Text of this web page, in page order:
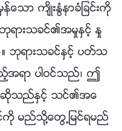
န္ေသာ က်ိဳးႏြံနာခံျခင္းကို
ားသခင္၏အမႈႏွင့္ ႏႈ
ဘုရားသခင္ႏွင့္ ပတ္သ
ရာ ပါဝင္သည္၊ ဤ
ဆိုသည္ႏွင့္ သင္၏အေ
မည္သို႔ေတြ႕ျမင္ရမည္